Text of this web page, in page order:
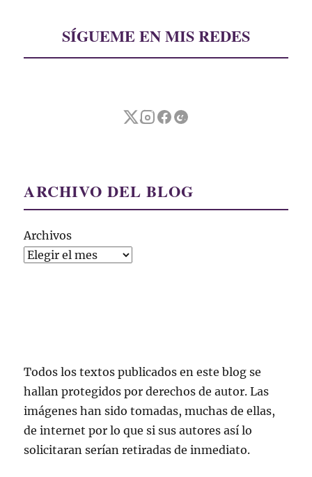
SÍGUEME EN MIS REDES
ARCHIVO DEL BLOG
Archivos
Todos los textos publicados en este blog se
hallan protegidos por derechos de autor. Las
imágenes han sido tomadas, muchas de ellas,
de internet por lo que si sus autores así lo
solicitaran serían retiradas de inmediato.